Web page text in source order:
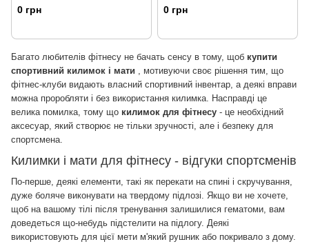
0 грн 0 грн
Багато любителів фітнесу не бачать сенсу в тому, щоб купити
спортивний килимок і мати , мотивуючи своє рішення тим, що
фітнес-клуби видають власний спортивний інвентар, а деякі вправи
можна проробляти і без використання килимка. Насправді це
велика помилка, тому що килимок для фітнесу - це необхідний
аксесуар, який створює не тільки зручності, але і безпеку для
спортсмена.
Килимки і мати для фітнесу - відгуки спортсменів
По-перше, деякі елементи, такі як перекати на спині і скручування,
дуже боляче виконувати на твердому підлозі. Якщо ви не хочете,
щоб на вашому тілі після тренування залишилися гематоми, вам
доведеться що-небудь підстелити на підлогу. Деякі
використовують для цієї мети м'який рушник або покривало з дому.